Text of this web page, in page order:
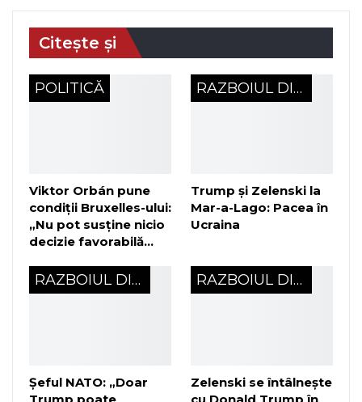
Citește și
POLITICĂ
Viktor Orbán pune
condiții Bruxelles-ului:
„Nu pot susține nicio
decizie favorabilă…
RAZBOIUL DIN UCRAINA
Trump și Zelenski la
Mar-a-Lago: Pacea în
Ucraina
RAZBOIUL DIN UCRAINA
Șeful NATO: „Doar
RAZBOIUL DIN UCRAINA
Zelenski se întâlnește